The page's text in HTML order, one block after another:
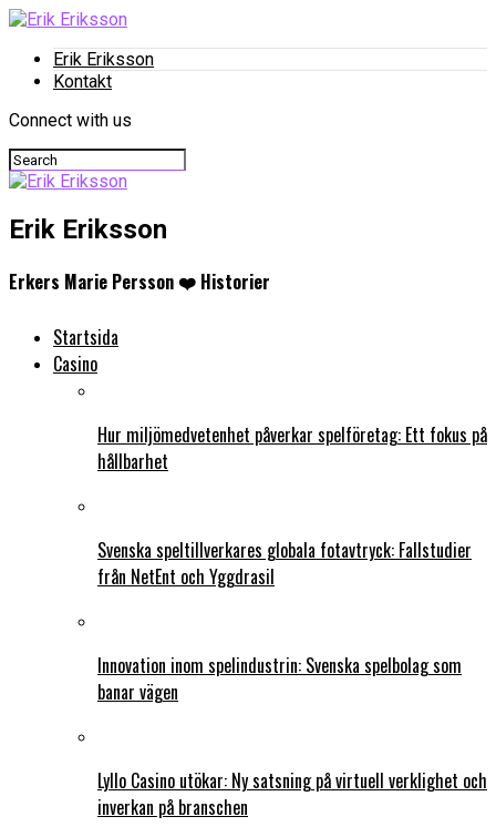
Erik Eriksson
Kontakt
Connect with us
Erik Eriksson
Erkers Marie Persson ❤️ Historier
Startsida
Casino
Hur miljömedvetenhet påverkar spelföretag: Ett fokus på
hållbarhet
Svenska speltillverkares globala fotavtryck: Fallstudier
från NetEnt och Yggdrasil
Innovation inom spelindustrin: Svenska spelbolag som
banar vägen
Lyllo Casino utökar: Ny satsning på virtuell verklighet och
inverkan på branschen